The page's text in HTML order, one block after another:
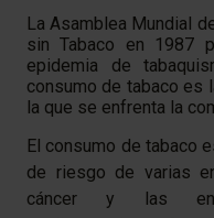
La Asamblea Mundial
sin Tabaco en 1987
epidemia de
consumo de tabaco es
la que se enfrenta la
El consumo de tabaco
de riesgo de varias
cáncer y las